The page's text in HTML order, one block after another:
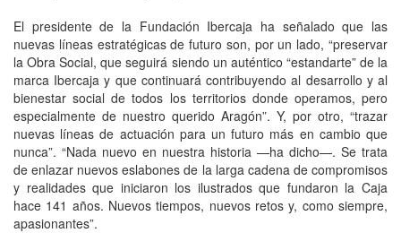
El presidente de la Fundación Ibercaja ha señalado que las
nuevas líneas estratégicas de futuro son, por un lado, “preservar
la Obra Social, que seguirá siendo un auténtico “estandarte” de la
marca Ibercaja y que continuará contribuyendo al desarrollo y al
bienestar social de todos los territorios donde operamos, pero
especialmente de nuestro querido Aragón”. Y, por otro, “trazar
nuevas líneas de actuación para un futuro más en cambio que
nunca”. “Nada nuevo en nuestra historia —ha dicho—. Se trata
de enlazar nuevos eslabones de la larga cadena de compromisos
y realidades que iniciaron los ilustrados que fundaron la Caja
hace 141 años. Nuevos tiempos, nuevos retos y, como siempre,
apasionantes”.